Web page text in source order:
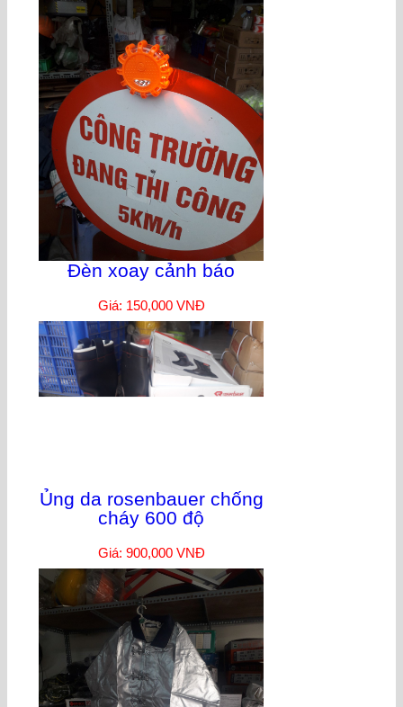
Đèn xoay cảnh báo
Giá: 150,000 VNĐ
Ủng da rosenbauer chống
cháy 600 độ
Giá: 900,000 VNĐ